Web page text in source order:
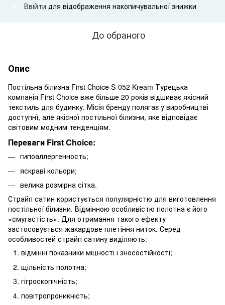
Ввійти для відображення накопичувальної знижки
До обраного
Опис
Постільна білизна First Сhoice S-052 Kream Турецька
компанія First Choice вже більше 20 років відшиває якісний
текстиль для будинку. Місія бренду полягає у виробництві
доступнї, але якісної постільної білизни, яке відповідає
світовим модним тенденціям.
Переваги First Choice:
гипоаллергенность;
яскраві кольори;
велика розмірна сітка.
Страйп сатин користується популярністю для виготовлення
постільної білизни. Відмінною особливістю полотна є його
«смугастість». Для отримання такого ефекту
застосовується жакардове плетіння ниток. Серед
особливостей страйп сатину виділяють:
відмінні показники міцності і зносостійкості;
щільність полотна;
гігроскопічність;
повітропроникність;